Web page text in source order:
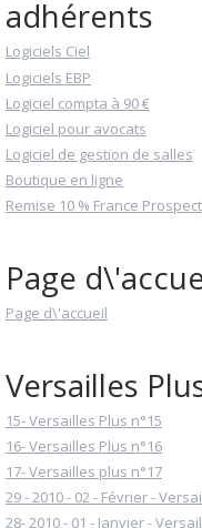
adhérents
Logiciels Ciel
Logiciels EBP
Logiciel compta à 90 €
Logiciel pour avocats
Logiciel de gestion de salles
Boutique en ligne
Remise 10 % France Prospect
Page
Page d\'accueil
Versailles
15- Versailles Plus n°15
16- Versailles Plus n°16
17- Versailles plus n°17
29 - 2010 - 02 - Février -
28- 2010 - 01 - Janvier -